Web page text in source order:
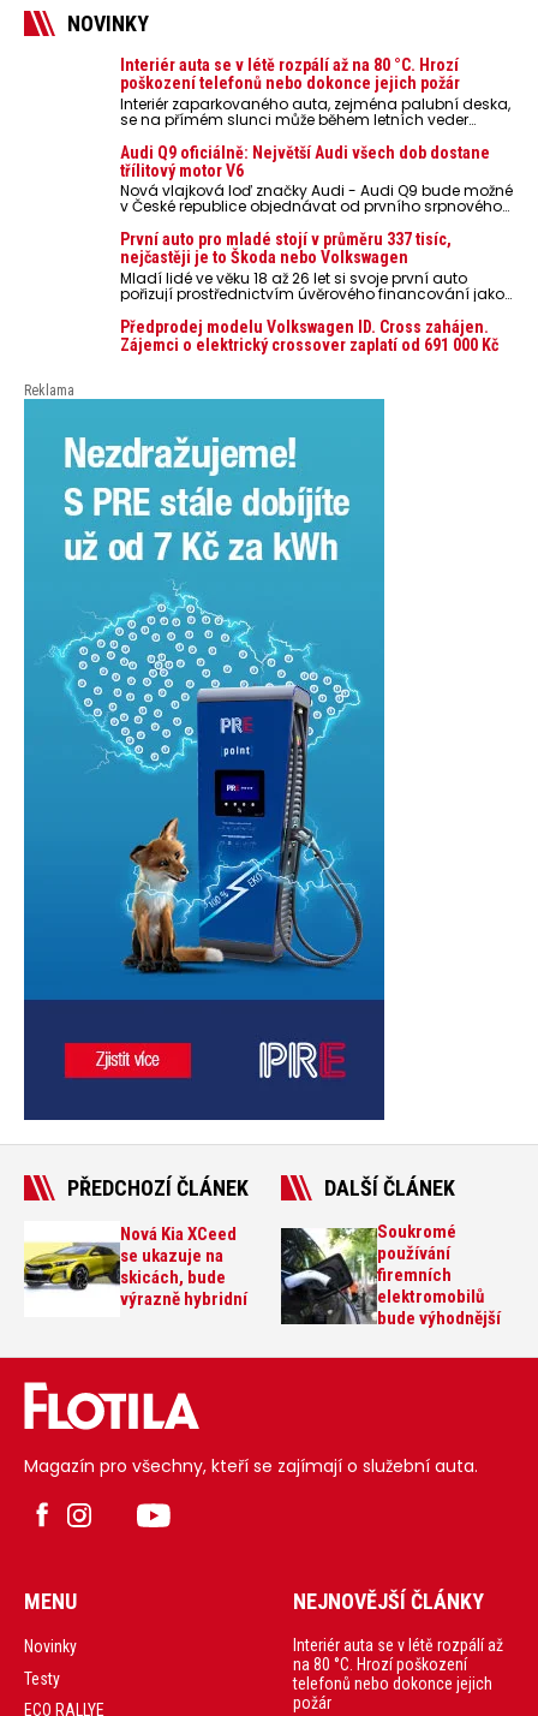
NOVINKY
Interiér auta se v létě rozpálí až na 80 °C. Hrozí
poškození telefonů nebo dokonce jejich požár
Interiér zaparkovaného auta, zejména palubní deska,
se na přímém slunci může během letních veder
nebezpečí pro odložené mobilní telefony, powerbanky
nebo notebooky. Můžou urychlit stárnutí baterií,
poškodit elektroniku a ve výjimečných případech i
zvýšit riziko požáru.
Audi Q9 oficiálně: Největší Audi všech dob dostane
třílitový motor V6
Nová vlajková loď značky Audi - Audi Q9 bude možné
v České republice objednávat od prvního srpnového
První auto pro mladé stojí v průměru 337 tisíc,
nejčastěji je to Škoda nebo Volkswagen
Mladí lidé ve věku 18 až 26 let si svoje první auto
pořizují prostřednictvím úvěrového financování jako
auto. Průměrná pořizovací cena vozu dosahuje 337
tisíc korun a průměrná financovaná částka
přesahuje 251 tisíc korun. Vyplývá to z dat Leasingu
Předprodej modelu Volkswagen ID. Cross zahájen.
Zájemci o elektrický crossover zaplatí od 691 000 Kč
Reklama
PŘEDCHOZÍ ČLÁNEK
Nová Kia XCeed
se ukazuje na
skicách, bude
výrazně hybridní
DALŠÍ ČLÁNEK
Soukromé
používání
firemních
elektromobilů
bude výhodnější
Magazín pro všechny, kteří se zajímají o služební auta.
MENU
Novinky
Testy
ECO RALLYE
NEJNOVĚJŠÍ ČLÁNKY
Interiér auta se v létě rozpálí až
na 80 °C. Hrozí poškození
telefonů nebo dokonce jejich
požár